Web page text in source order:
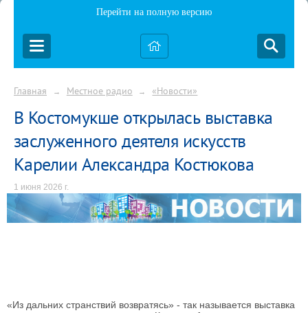
Перейти на полную версию
Главная → Местное радио → «Новости»
В Костомукше открылась выставка
заслуженного деятеля искусств
Карелии Александра Костюкова
1 июня 2026 г.
«Из дальних странствий возвратясь» - так называется выставка